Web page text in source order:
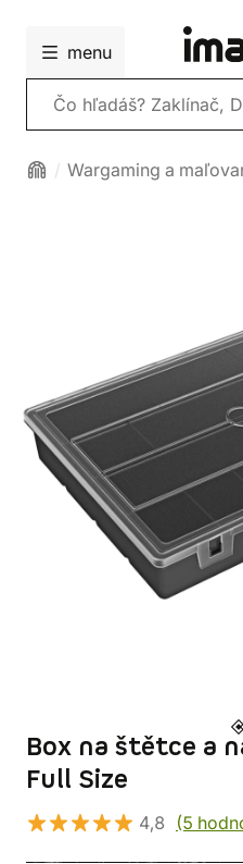
menu
Vyhľadávanie
Wargaming a
Box na štětce a
Full Size
4,8 (5